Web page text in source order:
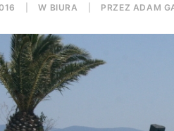
W BIURA PRZEZ ADAM